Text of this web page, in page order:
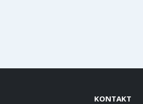
KONTAKT